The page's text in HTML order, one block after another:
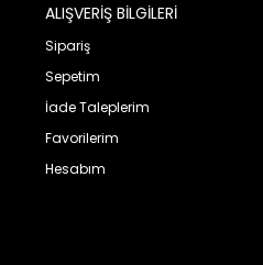
ALIŞVERİŞ BİLGİLERİ
Sipariş
Sepetim
İade Taleplerim
Favorilerim
Hesabım